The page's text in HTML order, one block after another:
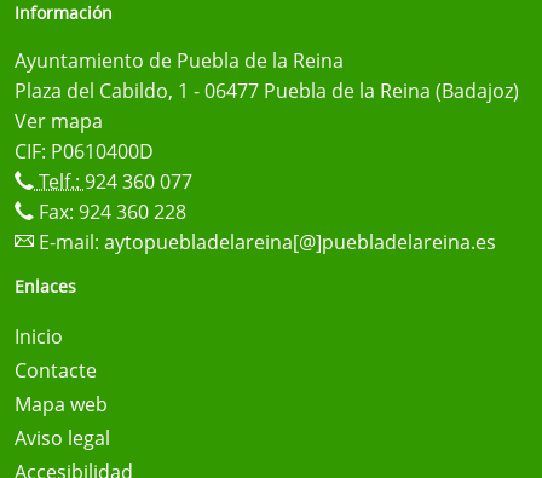
Información
Ayuntamiento de Puebla de la Reina
Plaza del Cabildo, 1 - 06477 Puebla de la Reina (Badajoz)
Ver mapa
CIF: P0610400D
Telf.: 924 360 077
Fax: 924 360 228
E-mail: aytopuebladelareina[@]puebladelareina.es
Enlaces
Inicio
Contacte
Mapa web
Aviso legal
Accesibilidad